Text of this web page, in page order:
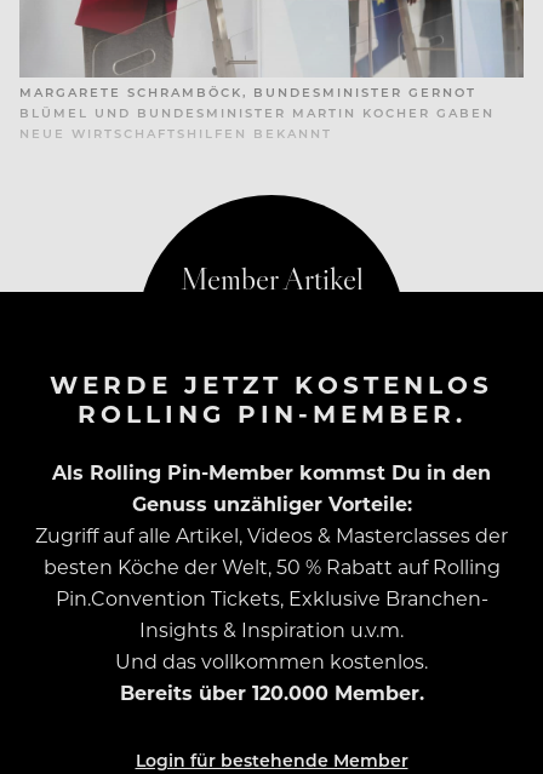
MARGARETE SCHRAMBÖCK, BUNDESMINISTER GERNOT
BLÜMEL UND BUNDESMINISTER MARTIN KOCHER GABEN
NEUE WIRTSCHAFTSHILFEN BEKANNT
WERDE JETZT KOSTENLOS
ROLLING PIN-MEMBER.
Als Rolling Pin-Member kommst Du in den
Genuss unzähliger Vorteile:
Zugriff auf alle Artikel, Videos & Masterclasses der
besten Köche der Welt, 50 % Rabatt auf Rolling
Pin.Convention Tickets, Exklusive Branchen-
Insights & Inspiration u.v.m.
Und das vollkommen kostenlos.
Bereits über 120.000 Member.
Login für bestehende Member